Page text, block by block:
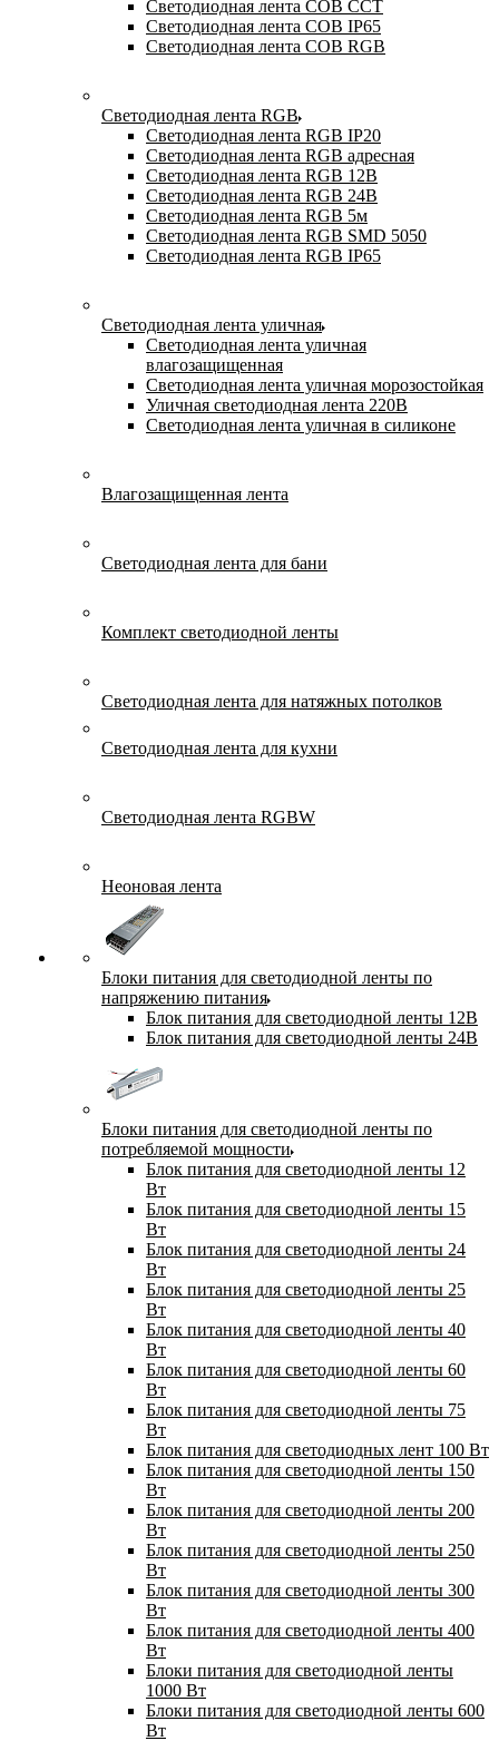
Светодиодная лента COB CCT
Светодиодная лента COB IP65
Светодиодная лента COB RGB
Светодиодная лента RGB
Светодиодная лента RGB IP20
Светодиодная лента RGB адресная
Светодиодная лента RGB 12В
Светодиодная лента RGB 24В
Светодиодная лента RGB 5м
Светодиодная лента RGB SMD 5050
Светодиодная лента RGB IP65
Светодиодная лента уличная
Светодиодная лента уличная
влагозащищенная
Светодиодная лента уличная морозостойкая
Уличная светодиодная лента 220В
Светодиодная лента уличная в силиконе
Влагозащищенная лента
Светодиодная лента для бани
Комплект светодиодной ленты
Светодиодная лента для натяжных потолков
Светодиодная лента для кухни
Светодиодная лента RGBW
Неоновая лента
Блоки питания для светодиодной ленты по
напряжению питания
Блок питания для светодиодной ленты 12В
Блок питания для светодиодной ленты 24В
Блоки питания для светодиодной ленты по
потребляемой мощности
Блок питания для светодиодной ленты 12
Вт
Блок питания для светодиодной ленты 15
Вт
Блок питания для светодиодной ленты 24
Вт
Блок питания для светодиодной ленты 25
Вт
Блок питания для светодиодной ленты 40
Вт
Блок питания для светодиодной ленты 60
Вт
Блок питания для светодиодной ленты 75
Вт
Блок питания для светодиодных лент 100 Вт
Блок питания для светодиодной ленты 150
Вт
Блок питания для светодиодной ленты 200
Вт
Блок питания для светодиодной ленты 250
Вт
Блок питания для светодиодной ленты 300
Вт
Блок питания для светодиодной ленты 400
Вт
Блоки питания для светодиодной ленты
1000 Вт
Блоки питания для светодиодной ленты 600
Вт